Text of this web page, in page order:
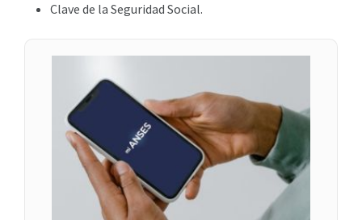
Clave de la Seguridad Social.